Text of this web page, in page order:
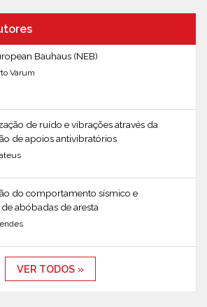
Bauhaus (NEB)
Varum
de ruído e vibrações através da
de apoios antivibratórios
do comportamento sísmico e
abóbadas de aresta
VER TODOS »